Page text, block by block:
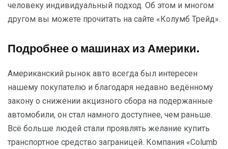
человеку индивидуальный подход. Об этом и многом
другом вы можете прочитать на сайте «Колумб Трейд».
Подробнее о машинах из Америки.
Американский рынок авто всегда был интересен
нашему покупателю и благодаря недавно ведённому
закону о снижении акцизного сбора на подержанные
автомобили, он стал намного доступнее, чем раньше.
Всё больше людей стали проявлять желание купить
транспортное средство заграницей. Компания «Columb